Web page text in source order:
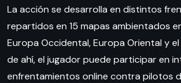
La acción se desarrolla en distintos
repartidos en 15 mapas ambientados
Europa Occidental, Europa Oriental y
de ahí, el jugador puede participar en
enfrentamientos online contra pilotos